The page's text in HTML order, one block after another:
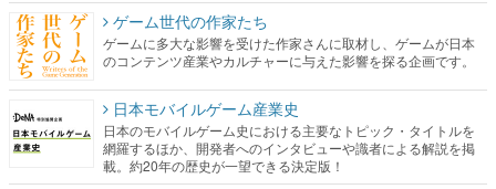
ゲーム世代の作家たち
ゲームに多大な影響を受けた作家さんに取材し、ゲームが日本
のコンテンツ産業やカルチャーに与えた影響を探る企画です。
日本モバイルゲーム産業史
日本のモバイルゲーム史における主要なトピック・タイトルを
網羅するほか、開発者へのインタビューや識者による解説を掲
載。約20年の歴史が一望できる決定版！